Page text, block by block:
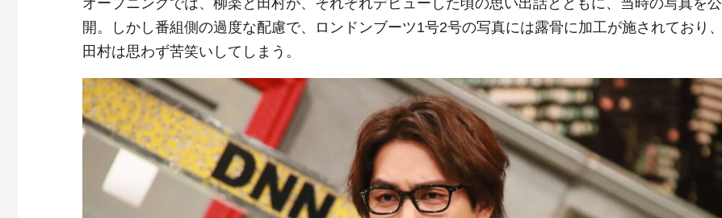
オープニングでは、柳楽と田村が、それぞれデビューした頃の思い出話とともに、当時の写真を公
開。しかし番組側の過度な配慮で、ロンドンブーツ1号2号の写真には露骨に加工が施されており、
田村は思わず苦笑いしてしまう。